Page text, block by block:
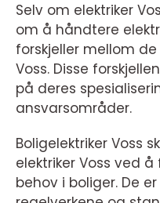
Selv om elektriker
om å håndtere
forskjeller mellom
Voss. Disse
på deres
ansvarsområder.
Boligelektriker Voss
elektriker Voss ved
behov i boliger. De